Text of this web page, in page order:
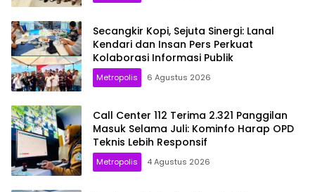
Secangkir Kopi, Sejuta Sinergi: Lanal
Kendari dan Insan Pers Perkuat
Kolaborasi Informasi Publik
Metropolis 6 Agustus 2026
Call Center 112 Terima 2.321 Panggilan
Masuk Selama Juli: Kominfo Harap OPD
Teknis Lebih Responsif
Metropolis 4 Agustus 2026